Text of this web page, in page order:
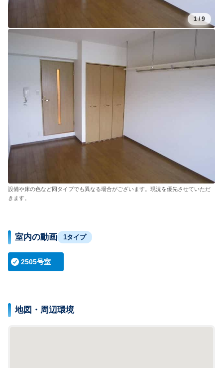
1/9
設備や床の色など同タイプでも異なる場合がございます。現況を優先させていただ
きます。
室内の動画 1タイプ
2505号室
地図・周辺環境